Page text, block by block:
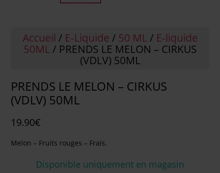
Accueil / E-Liquide / 50 ML / E-liquide
50ML / PRENDS LE MELON – CIRKUS
(VDLV) 50ML
PRENDS LE MELON – CIRKUS
(VDLV) 50ML
19.90€
Melon – Fruits rouges – Frais.
Disponible uniquement en magasin